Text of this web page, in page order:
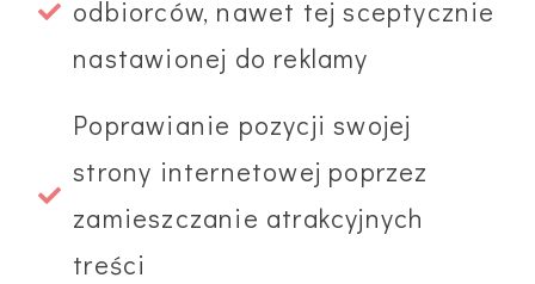
odbiorców, nawet tej sceptycznie
nastawionej do reklamy
Poprawianie pozycji swojej
strony internetowej poprzez
zamieszczanie atrakcyjnych
treści